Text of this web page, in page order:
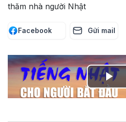
thăm nhà người Nhật
Facebook Gửi mail